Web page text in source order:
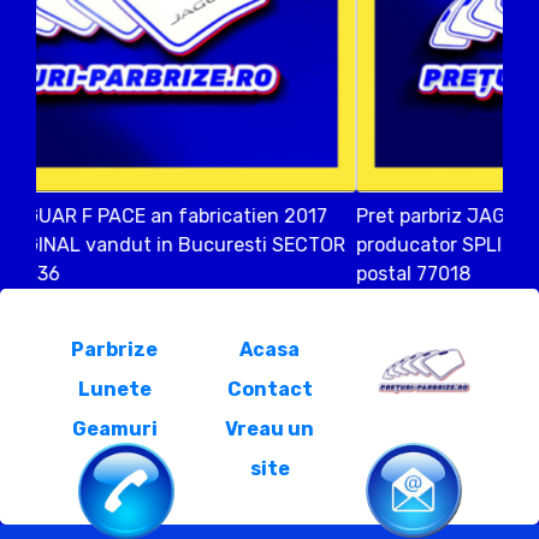
Pret parbriz JAGUAR F PACE an fabricatien 2021
producator SPLINTEX vandut in SAFTICA ILFOV cod
postal 77018
Parbrize
Lunete
Geamuri
Acasa
Contact
Vreau un
site